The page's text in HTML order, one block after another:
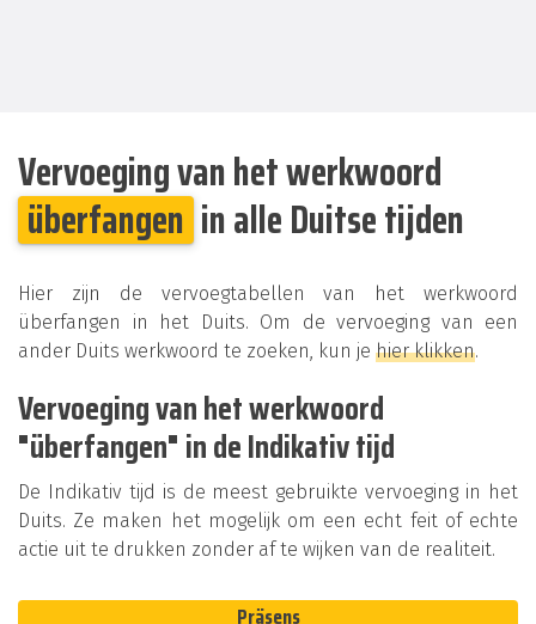
Vervoeging van het werkwoord
überfangen in alle Duitse tijden
Hier zijn de vervoegtabellen van het werkwoord
überfangen in het Duits. Om de vervoeging van een
ander Duits werkwoord te zoeken, kun je hier klikken.
Vervoeging van het werkwoord
"überfangen" in de Indikativ tijd
De Indikativ tijd is de meest gebruikte vervoeging in het
Duits. Ze maken het mogelijk om een echt feit of echte
actie uit te drukken zonder af te wijken van de realiteit.
Präsens